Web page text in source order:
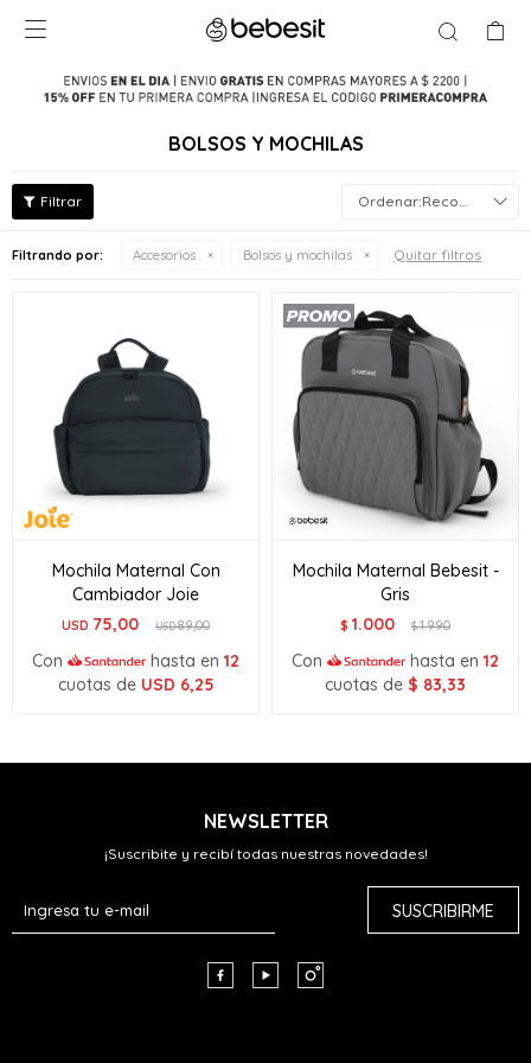

BOLSOS Y MOCHILAS
Recomendados
Filtrando por: Accesorios Bolsos y mochilas Quitar filtros
Mochila Maternal Con
Cambiador Joie
USD 75,00 USD89,00
Con hasta en 12
cuotas de USD 6,25
Mochila Maternal Bebesit -
Gris
$ 1.000 $1.990
Con hasta en 12
cuotas de $ 83,33
NEWSLETTER
¡Suscribite y recibí todas nuestras novedades!
SUSCRIBIRME
  